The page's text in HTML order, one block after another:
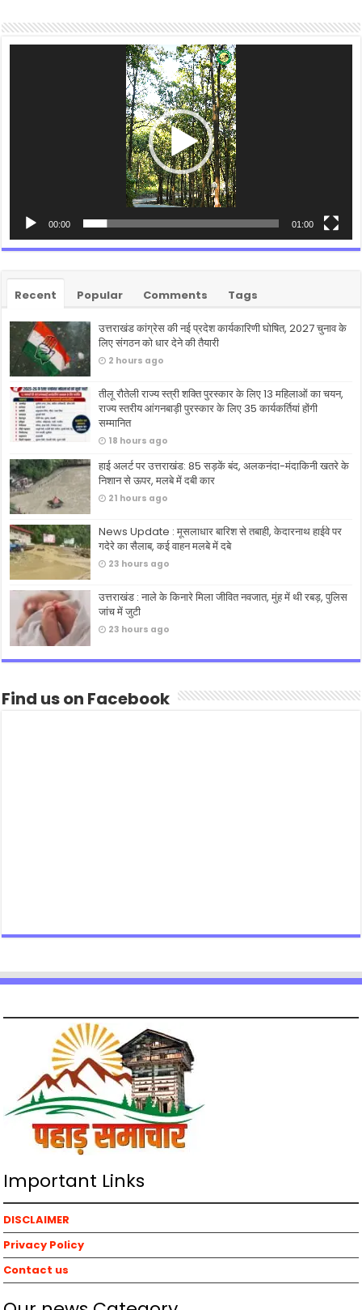
00:00 01:00
Recent Popular Comments Tags
उत्तराखंड कांग्रेस की नई प्रदेश कार्यकारिणी घोषित, 2027 चुनाव के
लिए संगठन को धार देने की तैयारी
2 hours ago
तीलू रौतेली राज्य स्त्री शक्ति पुरस्कार के लिए 13 महिलाओं का चयन,
राज्य स्तरीय आंगनबाड़ी पुरस्कार के लिए 35 कार्यकर्तियां होंगी
सम्मानित
18 hours ago
हाई अलर्ट पर उत्तराखंड: 85 सड़कें बंद, अलकनंदा-मंदाकिनी खतरे के
निशान से ऊपर, मलबे में दबी कार
21 hours ago
News Update : मूसलाधार बारिश से तबाही, केदारनाथ हाईवे पर
गदेरे का सैलाब, कई वाहन मलबे में दबे
23 hours ago
उत्तराखंड : नाले के किनारे मिला जीवित नवजात, मुंह में थी रबड़, पुलिस
जांच में जुटी
23 hours ago
Find us on Facebook
Important Links
DISCLAIMER
Privacy Policy
Contact us